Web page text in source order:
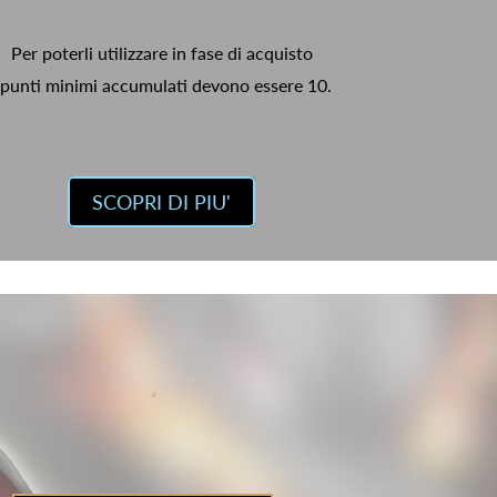
Per poterli utilizzare in fase di acquisto
minimi accumulati devono essere 10.
SCOPRI DI PIU'